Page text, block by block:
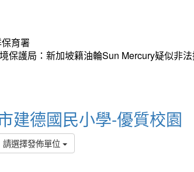
育署
保護局：新加坡籍油輪Sun Mercury疑似非
建德國民小學-優質校園
請選擇發佈單位